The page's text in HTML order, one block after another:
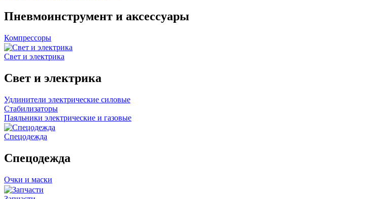
Пневмоинструмент и аксессуары
Компрессоры
Свет и электрика
Свет и электрика
Удлинители электрические силовые
Стабилизаторы
Паяльники электрические и газовые
Спецодежда
Спецодежда
Очки и маски